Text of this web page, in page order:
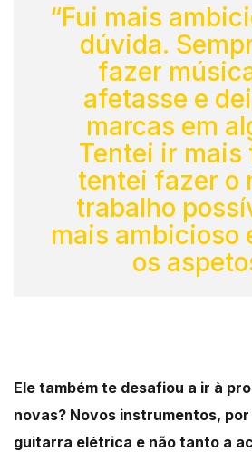
“Fui mais
dúvida.
fazer
afetasse e
marcas em
Tentei ir mais
tentei fazer o
trabalho
mais ambicioso
os
Ele também te desafiou a ir à
novas? Novos instrumentos,
guitarra elétrica e não tanto a